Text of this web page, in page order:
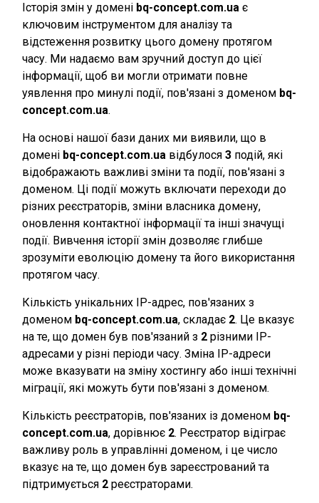
Історія змін у домені bq-concept.com.ua є
ключовим інструментом для аналізу та
відстеження розвитку цього домену протягом
часу. Ми надаємо вам зручний доступ до цієї
інформації, щоб ви могли отримати повне
уявлення про минулі події, пов'язані з доменом bq-
concept.com.ua.
На основі нашої бази даних ми виявили, що в
домені bq-concept.com.ua відбулося 3 подій, які
відображають важливі зміни та події, пов'язані з
доменом. Ці події можуть включати переходи до
різних реєстраторів, зміни власника домену,
оновлення контактної інформації та інші значущі
події. Вивчення історії змін дозволяє глибше
зрозуміти еволюцію домену та його використання
протягом часу.
Кількість унікальних IP-адрес, пов'язаних з
доменом bq-concept.com.ua, складає 2. Це вказує
на те, що домен був пов'язаний з 2 різними IP-
адресами у різні періоди часу. Зміна IP-адреси
може вказувати на зміну хостингу або інші технічні
міграції, які можуть бути пов'язані з доменом.
Кількість реєстраторів, пов'язаних із доменом bq-
concept.com.ua, дорівнює 2. Реєстратор відіграє
важливу роль в управлінні доменом, і це число
вказує на те, що домен був зареєстрований та
підтримується 2 реєстраторами.